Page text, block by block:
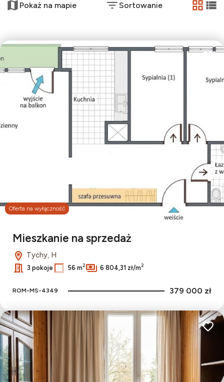
−Pokaż na mapie Sortowanie
tabela
Oferta na wyłączność
Mieszkanie na sprzedaż
Tychy, H
3 pokoje 56 m2 6 804,31 zł/m2
ROM-MS-4349 379 000 zł
Dodaj